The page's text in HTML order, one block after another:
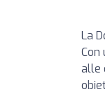
La
Con
alle